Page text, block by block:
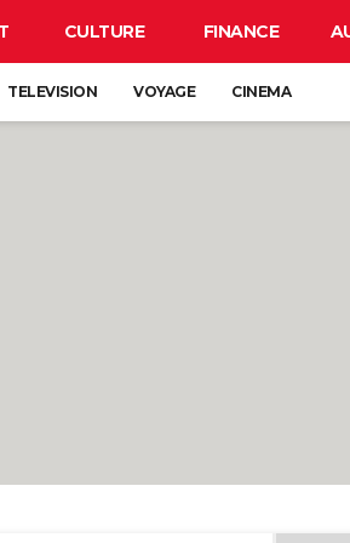
CULTURE FINANCE
TELEVISION VOYAGE CINEMA